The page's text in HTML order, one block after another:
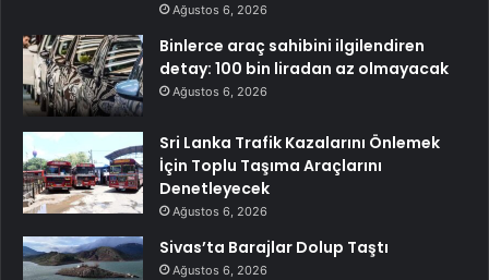
Ağustos 6, 2026
Binlerce araç sahibini ilgilendiren
detay: 100 bin liradan az olmayacak
Ağustos 6, 2026
Sri Lanka Trafik Kazalarını Önlemek
İçin Toplu Taşıma Araçlarını
Denetleyecek
Ağustos 6, 2026
Sivas’ta Barajlar Dolup Taştı
Ağustos 6, 2026